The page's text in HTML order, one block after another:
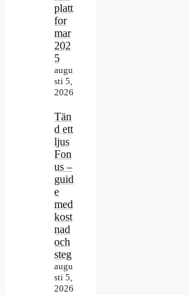
platt
for
mar
202
5
augu
sti 5,
2026
Tän
d ett
ljus
Fon
us –
guid
e
med
kost
nad
och
steg
augu
sti 5,
2026